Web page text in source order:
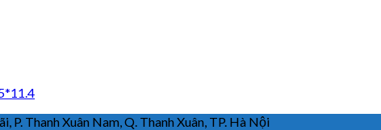
Xuân Nam, Q. Thanh Xuân, TP. Hà Nội